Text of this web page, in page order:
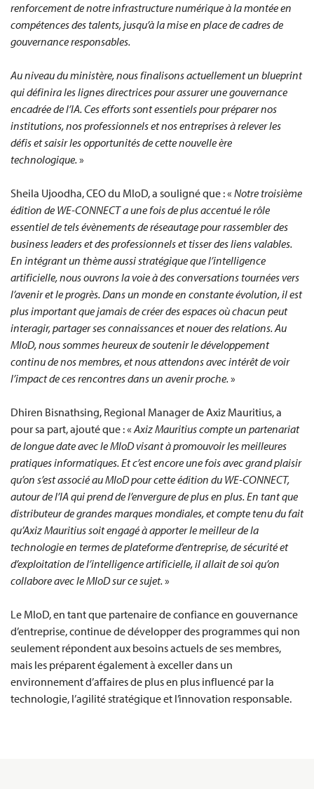
renforcement de notre infrastructure numérique à la montée en
compétences des talents, jusqu’à la mise en place de cadres de
gouvernance responsables.
Au niveau du ministère, nous finalisons actuellement un blueprint
qui définira les lignes directrices pour assurer une gouvernance
encadrée de l’IA. Ces efforts sont essentiels pour préparer nos
institutions, nos professionnels et nos entreprises à relever les
défis et saisir les opportunités de cette nouvelle ère
technologique. »
Sheila Ujoodha, CEO du MIoD, a souligné que : « Notre troisième
édition de WE-CONNECT a une fois de plus accentué le rôle
essentiel de tels évènements de réseautage pour rassembler des
business leaders et des professionnels et tisser des liens valables.
En intégrant un thème aussi stratégique que l’intelligence
artificielle, nous ouvrons la voie à des conversations tournées vers
l’avenir et le progrès. Dans un monde en constante évolution, il est
plus important que jamais de créer des espaces où chacun peut
interagir, partager ses connaissances et nouer des relations. Au
MIoD, nous sommes heureux de soutenir le développement
continu de nos membres, et nous attendons avec intérêt de voir
l’impact de ces rencontres dans un avenir proche. »
Dhiren Bisnathsing, Regional Manager de Axiz Mauritius, a
pour sa part, ajouté que : « Axiz Mauritius compte un partenariat
de longue date avec le MIoD visant à promouvoir les meilleures
pratiques informatiques. Et c’est encore une fois avec grand plaisir
qu’on s’est associé au MIoD pour cette édition du WE-CONNECT,
autour de l’IA qui prend de l’envergure de plus en plus. En tant que
distributeur de grandes marques mondiales, et compte tenu du fait
qu’Axiz Mauritius soit engagé à apporter le meilleur de la
technologie en termes de plateforme d’entreprise, de sécurité et
d’exploitation de l’intelligence artificielle, il allait de soi qu’on
collabore avec le MIoD sur ce sujet. »
Le MIoD, en tant que partenaire de confiance en gouvernance
d’entreprise, continue de développer des programmes qui non
seulement répondent aux besoins actuels de ses membres,
mais les préparent également à exceller dans un
environnement d’affaires de plus en plus influencé par la
technologie, l’agilité stratégique et l’innovation responsable.